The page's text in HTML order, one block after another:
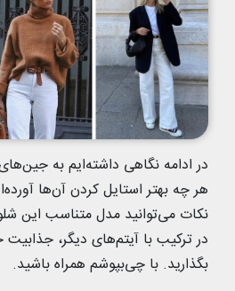
در ادامه نگاهی داشته‌ایم به
هر چه بهتر استایل کردن آن‌ها
نکات می‌توانید مدل متناسب این
در ترکیب با آیتم‌های دیگر،
بگذارید. با چی‌بپوشم همراه باشید.